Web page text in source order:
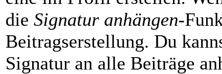
die Signatur anhängen-
Beitragserstellung. Du
Signatur an alle Beiträge